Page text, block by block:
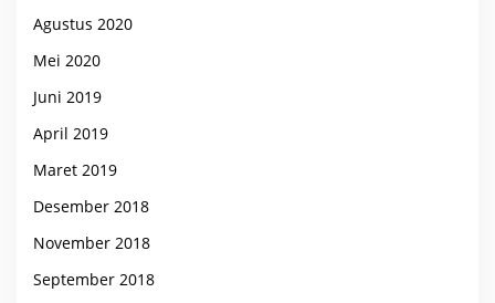
Agustus 2020
Mei 2020
Juni 2019
April 2019
Maret 2019
Desember 2018
November 2018
September 2018